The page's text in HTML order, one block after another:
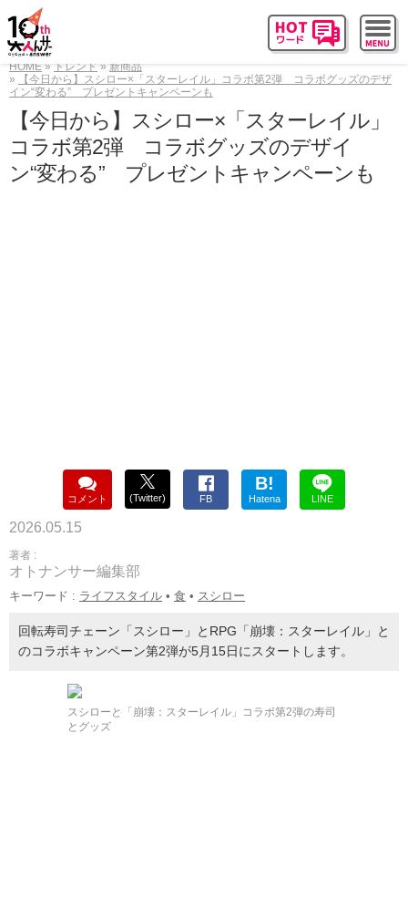
HOME トレンド
新商品
【今日から】スシロー×「スターレイル」コラボ第2弾 コラボグッズのデザ
イン“変わる” プレゼントキャンペーンも
【今日から】スシロー×「スターレイル」
コラボ第2弾 コラボグッズのデザイ
ン“変わる” プレゼントキャンペーンも
コメント (Twitter) FB
B!
Hatena LINE
2026.05.15
著者 :
オトナンサー編集部
キーワード : ライフスタイル • 食 • スシロー
回転寿司チェーン「スシロー」とRPG「崩壊：スターレイル」と
のコラボキャンペーン第2弾が5月15日にスタートします。
スシローと「崩壊：スターレイル」コラボ第2弾の寿司
とグッズ